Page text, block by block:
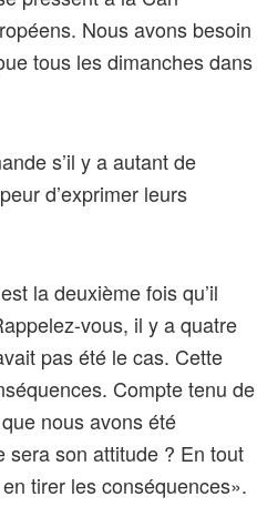
Nous avons besoin
tous les dimanches dans
s’il y a autant de
d’exprimer leurs
la deuxième fois qu’il
vous, il y a quatre
pas été le cas. Cette
Compte tenu de
nous avons été
sera son attitude ? En tout
tirer les conséquences».